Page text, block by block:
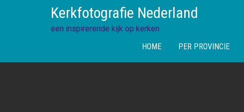
Kerkfotografie Nederland
een inspirerende kijk op kerken
HOME
PER PROVINCIE